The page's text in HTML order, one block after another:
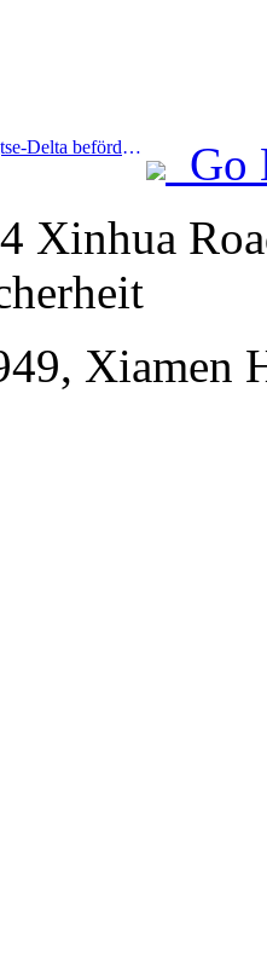
Prev:Die Eisenbahn im Jangtse-Delta beförderte während der Maifeiertage über 21,38 Millionen Fahrgäste.
Go
Xinhua
Xiamen